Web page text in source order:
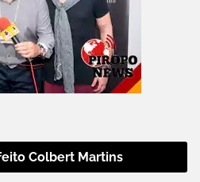
Colbert Martins